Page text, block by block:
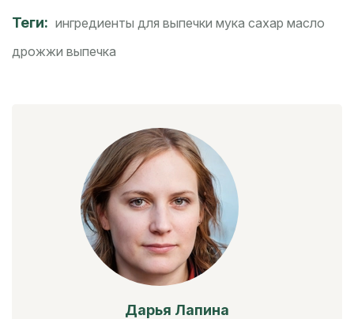
Теги: ингредиенты для выпечки мука сахар масло
дрожжи выпечка
Дарья Лапина